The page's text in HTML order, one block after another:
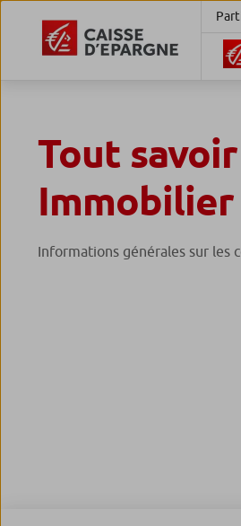
Tout
Immobilier
Informations générales sur les